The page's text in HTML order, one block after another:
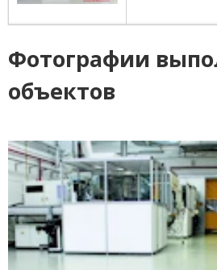
Фотографии
объектов